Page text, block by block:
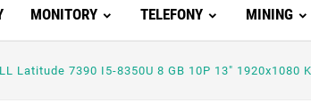
MONITORY TELEFONY MINING
Latitude 7390 I5-8350U 8 GB 10P 13" 1920x1080